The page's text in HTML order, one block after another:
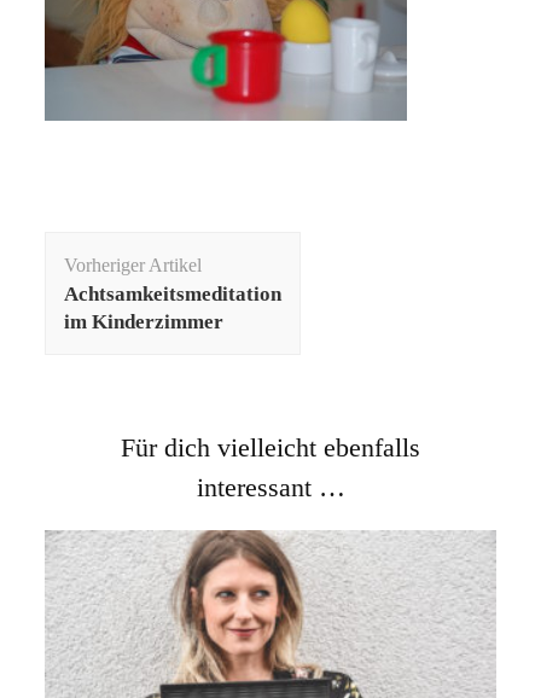
Vorheriger Artikel
Achtsamkeitsmeditation
im Kinderzimmer
Für dich vielleicht ebenfalls
interessant …